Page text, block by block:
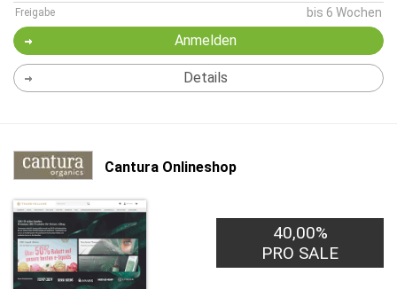
Freigabe bis 6 Wochen
Anmelden
Details
Cantura Onlineshop
40,00%
PRO SALE